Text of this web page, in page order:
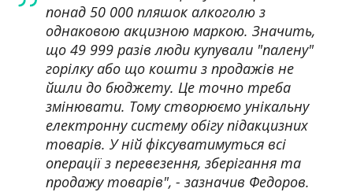
понад 50 000 пляшок алкоголю з
однаковою акцизною маркою. Значить,
що 49 999 разів люди купували "палену"
горілку або що кошти з продажів не
йшли до бюджету. Це точно треба
змінювати. Тому створюємо унікальну
електронну систему обігу підакцизних
товарів. У ній фіксуватимуться всі
операції з перевезення, зберігання та
продажу товарів", - зазначив Федоров.